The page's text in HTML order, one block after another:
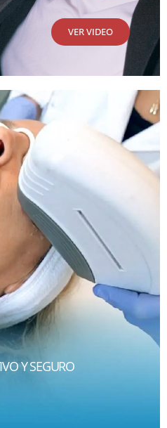
Y SEGURO
VER VIDEO